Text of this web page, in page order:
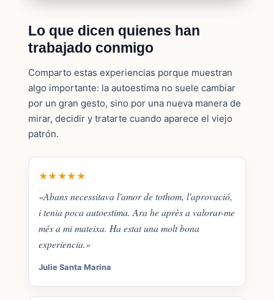
Lo que dicen quienes han
trabajado conmigo
Comparto estas experiencias porque muestran
algo importante: la autoestima no suele cambiar
por un gran gesto, sino por una nueva manera de
mirar, decidir y tratarte cuando aparece el viejo
patrón.
★★★★★
«Abans necessitava l'amor de tothom, l'aprovació,
i tenia poca autoestima. Ara he après a valorar-me
més a mi mateixa. Ha estat una molt bona
experiencia.»
Julie Santa Marina